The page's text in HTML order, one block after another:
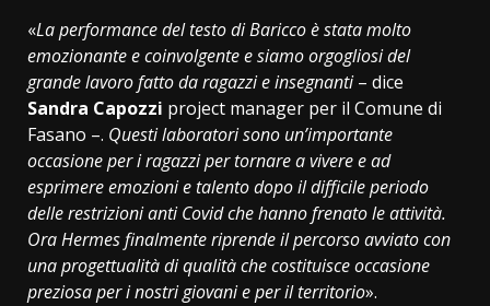
«La performance del testo di Baricco è stata molto
emozionante e coinvolgente e siamo orgogliosi del
grande lavoro fatto da ragazzi e insegnanti– dice
Sandra Capozzi project manager per il Comune di
Fasano –. Questi laboratori sono un’importante
occasione per i ragazzi per tornare a vivere e ad
esprimere emozioni e talento dopo il difficile periodo
delle restrizioni anti Covid che hanno frenato le attività.
Ora Hermes finalmente riprende il percorso avviato con
una progettualità di qualità che costituisce occasione
preziosa per i nostri giovani e per il territorio».